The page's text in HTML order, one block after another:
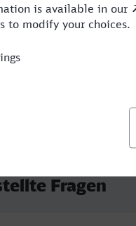
10:57 2
Fragen